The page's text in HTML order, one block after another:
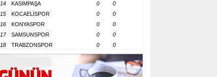
14
KASIMPAŞA 0
0
15
KOCAELİSPOR 0
0
16
KONYASPOR 0
0
17
SAMSUNSPOR 0
0
18
TRABZONSPOR 0 0